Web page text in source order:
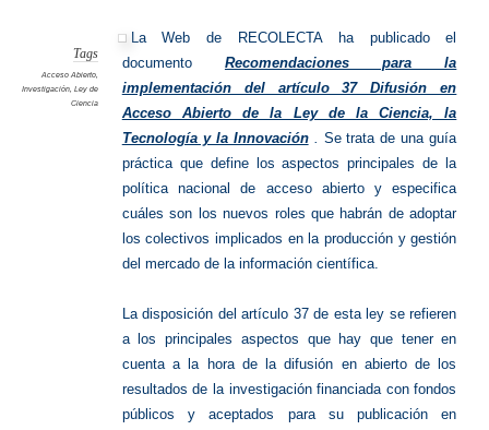
Ciencia
Tags
Acceso Abierto,
Investigación, Ley de
Ciencia
La Web de RECOLECTA ha publicado el
documento Recomendaciones para la
implementación del artículo 37 Difusión en
Acceso Abierto de la Ley de la Ciencia, la
Tecnología y la Innovación. Se trata de una guía
práctica que define los aspectos principales de la
política nacional de acceso abierto y especifica
cuáles son los nuevos roles que habrán de adoptar
los colectivos implicados en la producción y gestión
del mercado de la información científica.
La disposición del artículo 37 de esta ley se refieren
a los principales aspectos que hay que tener en
cuenta a la hora de la difusión en abierto de los
resultados de la investigación financiada con fondos
públicos y aceptados para su publicación en